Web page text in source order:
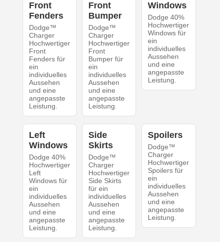
Front
Fenders
Dodge™
Charger
Hochwertiger
Front
Fenders für
ein
individuelles
Aussehen
und eine
angepasste
Leistung.
Front
Bumper
Dodge™
Charger
Hochwertiger
Front
Bumper für
ein
individuelles
Aussehen
und eine
angepasste
Leistung.
Windows
Dodge 40%
Hochwertiger
Windows für
ein
individuelles
Aussehen
und eine
angepasste
Leistung.
Left
Windows
Dodge 40%
Hochwertiger
Left
Windows für
ein
individuelles
Aussehen
und eine
angepasste
Leistung.
Side
Skirts
Dodge™
Charger
Hochwertiger
Side Skirts
für ein
individuelles
Aussehen
und eine
angepasste
Leistung.
Spoilers
Dodge™
Charger
Hochwertiger
Spoilers für
ein
individuelles
Aussehen
und eine
angepasste
Leistung.